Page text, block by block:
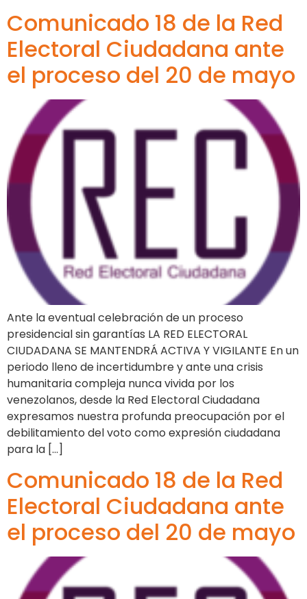
Comunicado 18 de la Red
Electoral Ciudadana ante
el proceso del 20 de mayo
Ante la eventual celebración de un proceso
presidencial sin garantías LA RED ELECTORAL
CIUDADANA SE MANTENDRÁ ACTIVA Y VIGILANTE En un
periodo lleno de incertidumbre y ante una crisis
humanitaria compleja nunca vivida por los
venezolanos, desde la Red Electoral Ciudadana
expresamos nuestra profunda preocupación por el
debilitamiento del voto como expresión ciudadana
para la […]
Comunicado 18 de la Red
Electoral Ciudadana ante
el proceso del 20 de mayo